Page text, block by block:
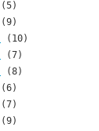
(5)
(9)
(10)
(7)
(8)
(6)
(7)
(9)